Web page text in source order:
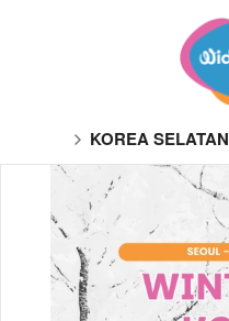
KOREA SELATAN